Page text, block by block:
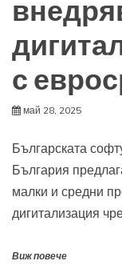
с
май 28, 2025
Българската
България
малки и средни
дигитализация
Виж повече